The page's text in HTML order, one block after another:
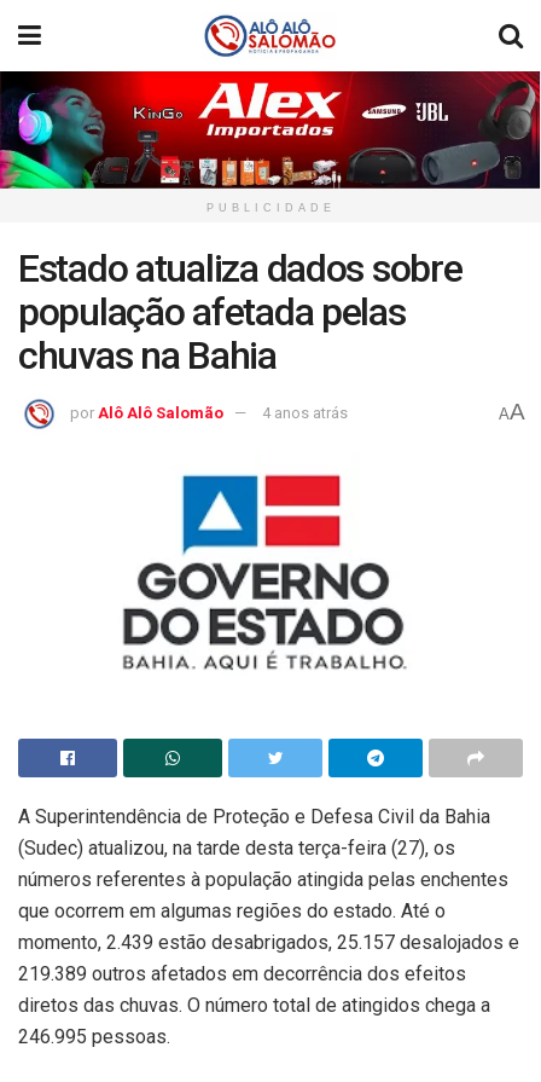
PUBLICIDADE
Estado atualiza dados sobre
população afetada pelas
chuvas na Bahia
por Alô Alô Salomão 4 anos atrás AA
A Superintendência de Proteção e Defesa Civil da Bahia
(Sudec) atualizou, na tarde desta terça-feira (27), os
números referentes à população atingida pelas enchentes
que ocorrem em algumas regiões do estado. Até o
momento, 2.439 estão desabrigados, 25.157 desalojados e
219.389 outros afetados em decorrência dos efeitos
diretos das chuvas. O número total de atingidos chega a
246.995 pessoas.